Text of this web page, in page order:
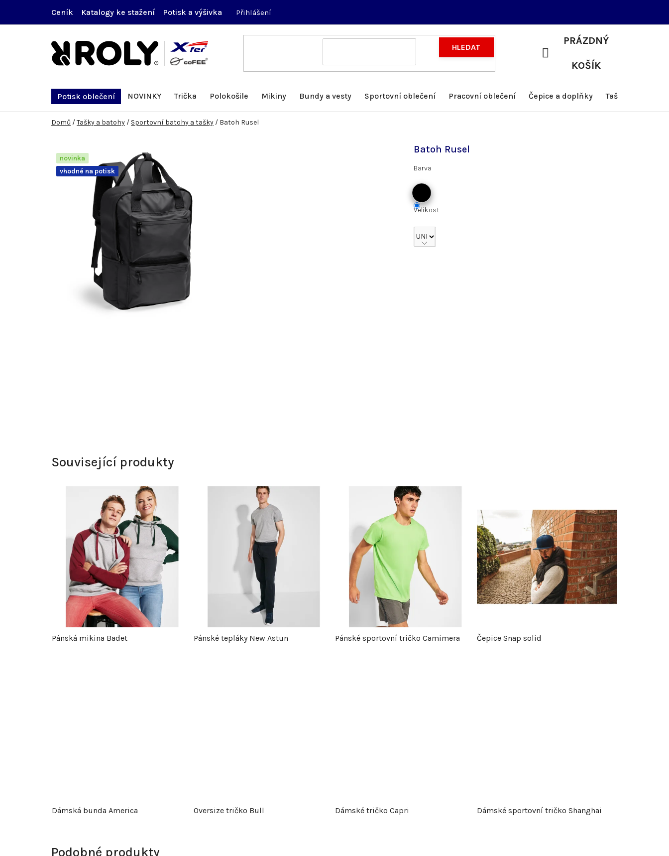
obsah
Ceník Katalogy ke stažení Potisk a výšivka Přihlášení
HLEDAT
NÁKUPNÍ
PRÁZDNÝ
KOŠÍK
Potisk oblečení NOVINKY Trička Polokošile Mikiny Bundy a vesty Sportovní oblečení Pracovní oblečení Čepice a doplňky Tašky a batohy
Domů /Tašky a batohy / Sportovní batohy a tašky / Batoh Rusel
Batoh Rusel
Barva
Velikost
novinka
vhodné na potisk
Související produkty
Pánská mikina Badet Pánské tepláky New Astun Pánské sportovní tričko Camimera Čepice Snap solid
Dámská bunda America Oversize tričko Bull Dámské tričko Capri Dámské sportovní tričko Shanghai
Podobné produkty